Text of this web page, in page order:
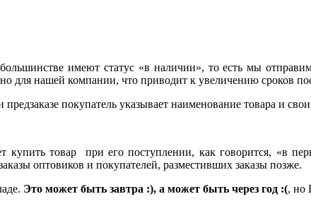
имеют статус «в наличии», то есть мы
для нашей компании, что приводит к увеличению сроков
покупатель указывает наименование товара и
купить товар при его поступлении, как говорится, «в
оптовиков и покупателей, разместивших заказы позже.
Это может быть завтра :), а может быть через год :(, но